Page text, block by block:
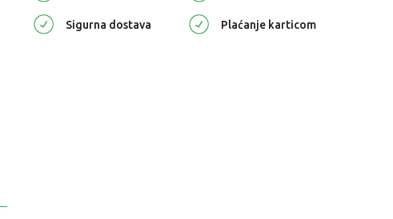
Sigurna dostava Plaćanje karticom